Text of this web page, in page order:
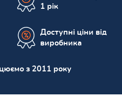
1 рік
Доступні ціни від
виробника
з 2011 року